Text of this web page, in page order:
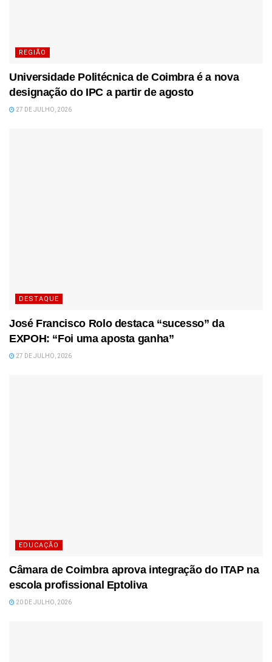
REGIÃO
Universidade Politécnica de Coimbra é a nova
designação do IPC a partir de agosto
27 DE JULHO, 2026
DESTAQUE
José Francisco Rolo destaca “sucesso” da
EXPOH: “Foi uma aposta ganha”
27 DE JULHO, 2026
EDUCAÇÃO
Câmara de Coimbra aprova integração do ITAP na
escola profissional Eptoliva
20 DE JULHO, 2026